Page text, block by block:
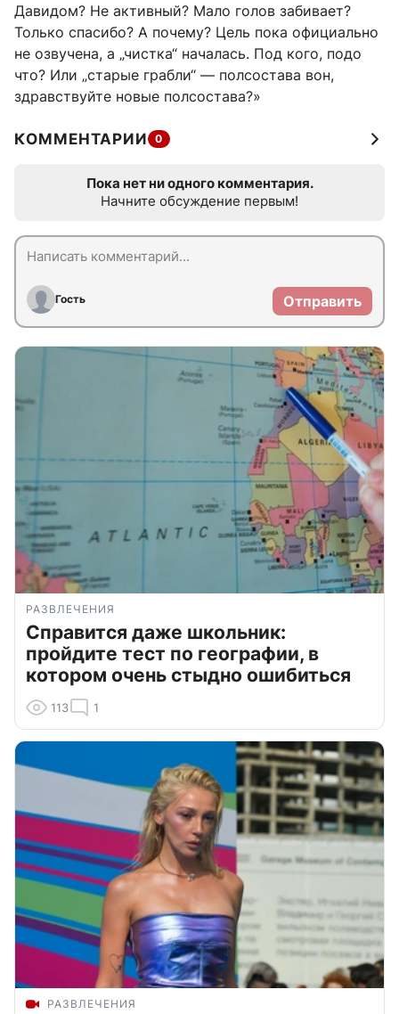
Давидом? Не активный? Мало голов забивает?
Только спасибо? А почему? Цель пока официально
не озвучена, а „чистка“ началась. Под кого, подо
что? Или „старые грабли“ — полсостава вон,
здравствуйте новые полсостава?»
КОММЕНТАРИИ 0
Пока нет ни одного комментария.
Начните обсуждение первым!
Гость Отправить
РАЗВЛЕЧЕНИЯ
Справится даже школьник:
пройдите тест по географии, в
котором очень стыдно ошибиться
113 1
РАЗВЛЕЧЕНИЯ